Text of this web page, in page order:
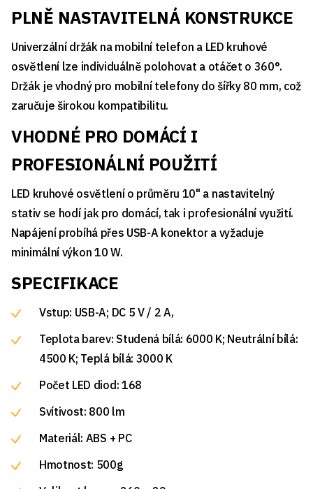
PLNĚ NASTAVITELNÁ KONSTRUKCE
Univerzální držák na mobilní telefon a LED kruhové
osvětlení lze individuálně polohovat a otáčet o 360°.
Držák je vhodný pro mobilní telefony do šířky 80 mm, což
zaručuje širokou kompatibilitu.
VHODNÉ PRO DOMÁCÍ I
PROFESIONÁLNÍ POUŽITÍ
LED kruhové osvětlení o průměru 10" a nastavitelný
stativ se hodí jak pro domácí, tak i profesionální využití.
Napájení probíhá přes USB-A konektor a vyžaduje
minimální výkon 10 W.
SPECIFIKACE
Vstup: USB-A; DC 5 V / 2 A,
Teplota barev: Studená bílá: 6000 K; Neutrální bílá:
4500 K; Teplá bílá: 3000 K
Počet LED diod: 168
Svítivost: 800 lm
Materiál: ABS + PC
Hmotnost: 500g